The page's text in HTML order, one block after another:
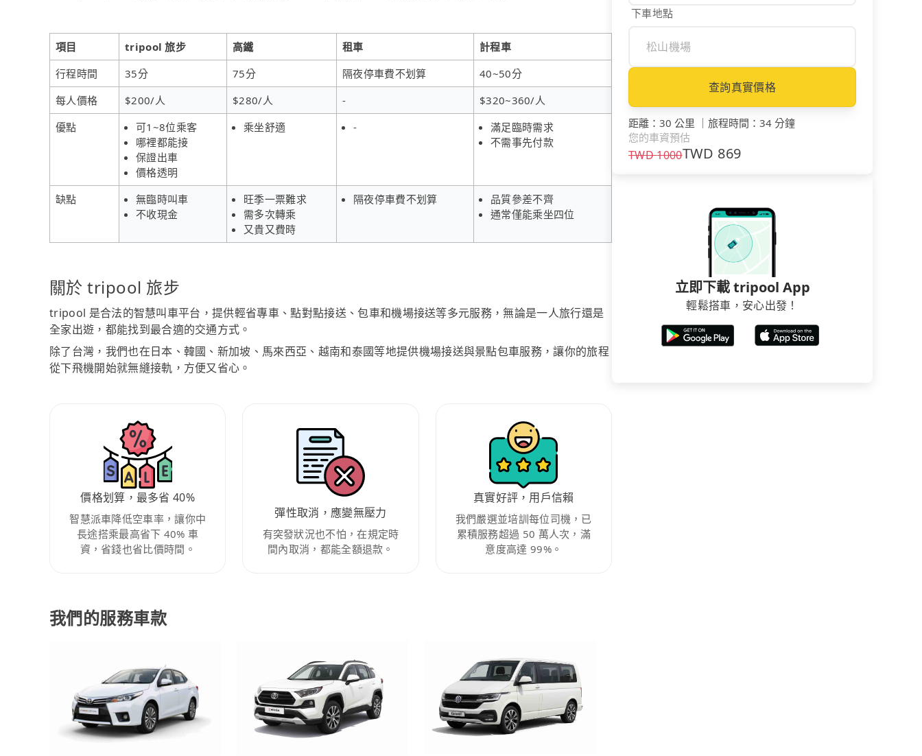
項目 tripool 旅步 高鐵 租車
計程車
行程時間
35分 75分 隔夜停車費不划算
40~50分
每人價格
$200/人 $280/人 -
$320~360/人
優點
可1~8位乘客
哪裡都能接
保證出車
價格透明
乘坐舒適 -
滿足臨時需求
不需事先付款
缺點
無臨時叫車
不收現金
旺季一票難求
需多次轉乘
又貴又費時
隔夜停車費不划算
品質參差不齊
通常僅能乘坐四位
關於 tripool 旅步
tripool 是合法的智慧叫車平台，提供輕省專車、點對點接送、包車和機場接送等多元服務，無論是一人旅行還是
全家出遊，都能找到最合適的交通方式。
除了台灣，我們也在日本、韓國、新加坡、馬來西亞、越南和泰國等地提供機場接送與景點包車服務，讓你的旅程
從下飛機開始就無縫接軌，方便又省心。
價格划算，最多省 40%
智慧派車降低空車率，讓你中
長途搭乘最高省下 40% 車
資，省錢也省比價時間。
彈性取消，應變無壓力
有突發狀況也不怕，在規定時
間內取消，都能全額退款。
真實好評，用戶信賴
我們嚴選並培訓每位司機，已
累積服務超過 50 萬人次，滿
意度高達 99%。
我們的服務車款
下車地點
查詢真實價格
距離 ： 30 公里 ｜ 旅程時間 ： 34 分鐘
您的車資預估
TWD1000TWD 869
立即下載 tripool App
輕鬆搭車，安心出發！